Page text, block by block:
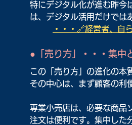
特にデジタル化が進む昨今
は、デジタル活用だけでは
・・・🔗経営者、
●「売り方」・・・集中
この「売り方」の進化の本
その中心は、まず顧客の利
専業小売店は、必要な商品
注文は便利です。集中した